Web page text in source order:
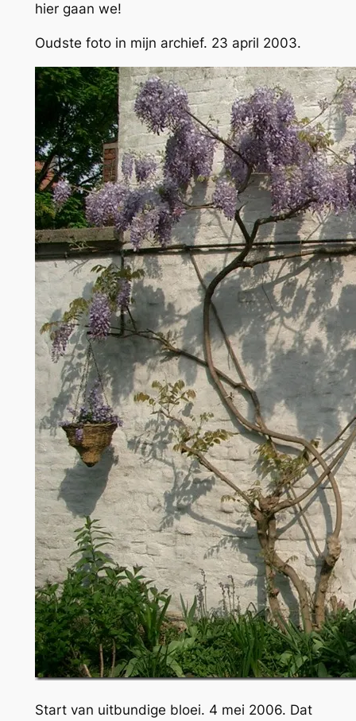
hier gaan we!
Oudste foto in mijn archief. 23 april 2003.
Start van uitbundige bloei. 4 mei 2006. Dat